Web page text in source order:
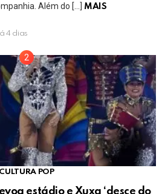
Além do […]
MAIS
4 dias
CULTURA POP
estádio e Xuxa ‘desce do